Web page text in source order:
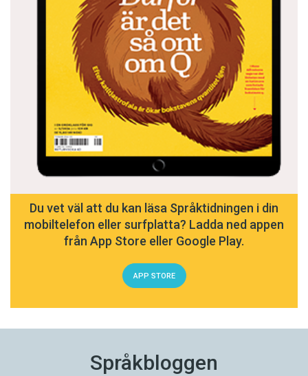
Du vet väl att du kan läsa Språktidningen i din
mobiltelefon eller surfplatta? Ladda ned appen
från App Store eller Google Play.
APP STORE
Språkbloggen